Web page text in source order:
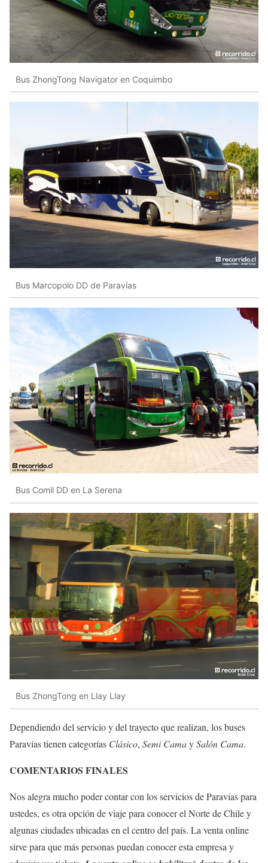
Bus ZhongTong Navigator en Coquimbo
Bus Marcopolo DD de Paravías
Bus Comil DD en La Serena
Bus ZhongTong en Llay Llay
Dependiendo del servicio y del trayecto que realizan, los buses
Paravías tienen categorías Clásico, Semi CamaySalón Cama.
COMENTARIOS FINALES
Nos alegra mucho poder contar con los servicios de Paravías para
ustedes, es otra opción de viaje para conocer el Norte de Chile y
algunas ciudades ubicadas en el centro del país. La venta online
sirve para que más personas puedan conocer esta empresa y